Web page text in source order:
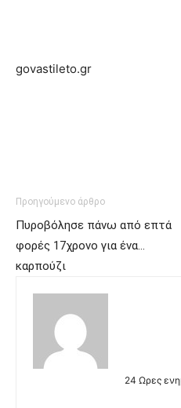
govastileto.gr
Προηγούμενο άρθρο
Πυροβόλησε πάνω από επτά
φορές 17χρονο για ένα…
καρπούζι
24 Ωρες